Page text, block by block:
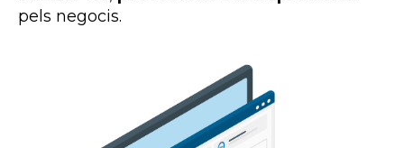
pels negocis.